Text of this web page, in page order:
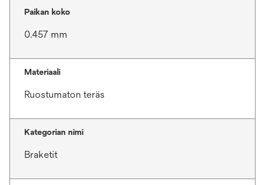
Paikan koko
0.457 mm
Materiaali
Ruostumaton teräs
Kategorian nimi
Braketit